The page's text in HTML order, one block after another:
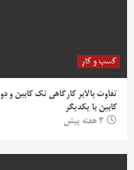
کسب و کار
تفاوت بالابر کارگاهی تک کابین و دو
کابین با یکدیگر
2 هفته پیش